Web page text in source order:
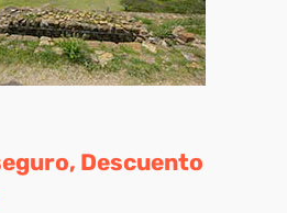
Descuento